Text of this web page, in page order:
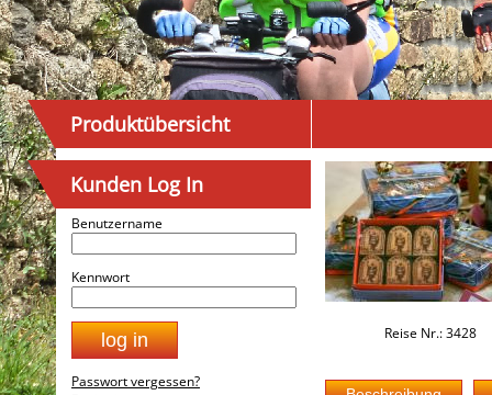
Produktübersicht
Kunden Log In
Benutzername
Kennwort
Passwort vergessen?
Reise Nr.: 3428